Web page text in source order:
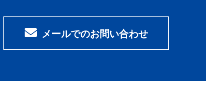
メールでのお問い合わせ